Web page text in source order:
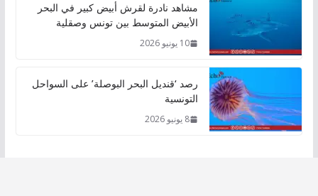
مشاهد نادرة لقرش أبيض كبير في البحر
الأبيض المتوسط بين تونس وصقلية
10 يونيو 2026
رصد ‘قنديل البحر البوصلة’ على السواحل
التونسية
8 يونيو 2026